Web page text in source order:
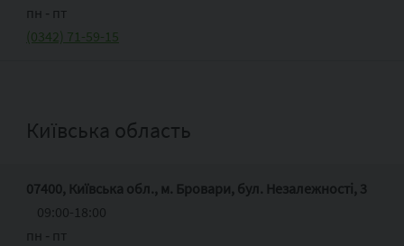
пн ‑ пт
(0342) 71-59-15
Київська область
07400, Київська обл., м. Бровари, бул. Незалежності, 3
09:00-18:00
пн ‑ пт